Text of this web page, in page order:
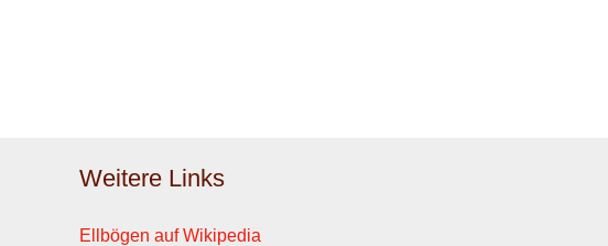
Weitere Links
Ellbögen auf Wikipedia